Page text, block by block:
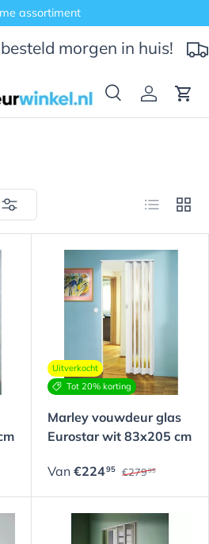
assortiment
morgen in huis!
ZoekenInloggen
Lijst
Uitverkocht
Tot 20% korting
Marley vouwdeur glas
Eurostar wit 83x205 cm
Van €22495 €27995